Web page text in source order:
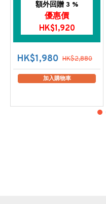
額外回贈 3 %
優惠價
HK$1,920
HK$1,980 HK$2,880
加入購物車